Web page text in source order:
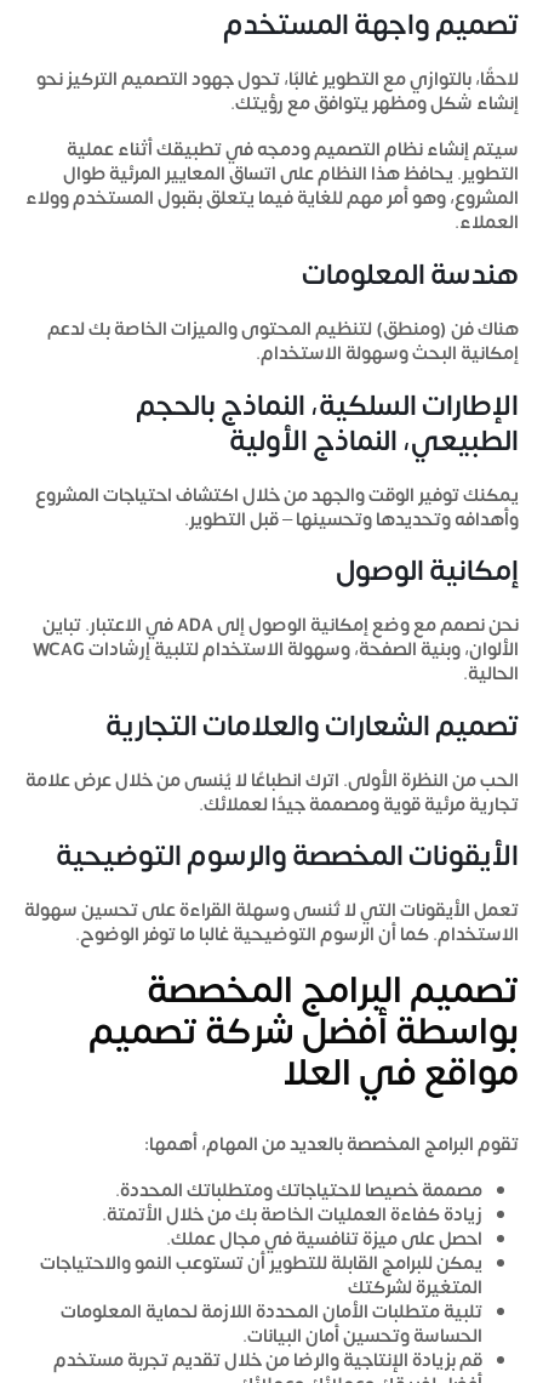
تصميم واجهة المستخدم
لاحقًا، بالتوازي مع التطوير غالبًا، تحول جهود التصميم التركيز نحو
إنشاء شكل ومظهر يتوافق مع رؤيتك.
سيتم إنشاء نظام التصميم ودمجه في تطبيقك أثناء عملية
التطوير. يحافظ هذا النظام على اتساق المعايير المرئية طوال
المشروع، وهو أمر مهم للغاية فيما يتعلق بقبول المستخدم وولاء
العملاء.
هندسة المعلومات
هناك فن (ومنطق) لتنظيم المحتوى والميزات الخاصة بك لدعم
إمكانية البحث وسهولة الاستخدام.
الإطارات السلكية، النماذج بالحجم
الطبيعي، النماذج الأولية
يمكنك توفير الوقت والجهد من خلال اكتشاف احتياجات المشروع
وأهدافه وتحديدها وتحسينها – قبل التطوير.
إمكانية الوصول
نحن نصمم مع وضع إمكانية الوصول إلى ADA في الاعتبار. تباين
الألوان، وبنية الصفحة، وسهولة الاستخدام لتلبية إرشادات WCAG
الحالية.
تصميم الشعارات والعلامات التجارية
الحب من النظرة الأولى. اترك انطباعًا لا يُنسى من خلال عرض علامة
تجارية مرئية قوية ومصممة جيدًا لعملائك.
الأيقونات المخصصة والرسوم التوضيحية
تعمل الأيقونات التي لا تُنسى وسهلة القراءة على تحسين سهولة
الاستخدام. كما أن الرسوم التوضيحية غالبا ما توفر الوضوح.
تصميم البرامج المخصصة
بواسطة أفضل شركة تصميم
مواقع في العلا
تقوم البرامج المخصصة بالعديد من المهام، أهمها:
مصممة خصيصا لاحتياجاتك ومتطلباتك المحددة.
زيادة كفاءة العمليات الخاصة بك من خلال الأتمتة.
احصل على ميزة تنافسية في مجال عملك.
يمكن للبرامج القابلة للتطوير أن تستوعب النمو والاحتياجات
المتغيرة لشركتك
تلبية متطلبات الأمان المحددة اللازمة لحماية المعلومات
الحساسة وتحسين أمان البيانات.
قم بزيادة الإنتاجية والرضا من خلال تقديم تجربة مستخدم